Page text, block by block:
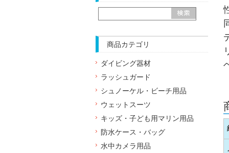
商品カテゴリ
ダイビング器材
ラッシュガード
シュノーケル・ビーチ用品
ウェットスーツ
キッズ・子ども用マリン用品
防水ケース・バッグ
水中カメラ用品